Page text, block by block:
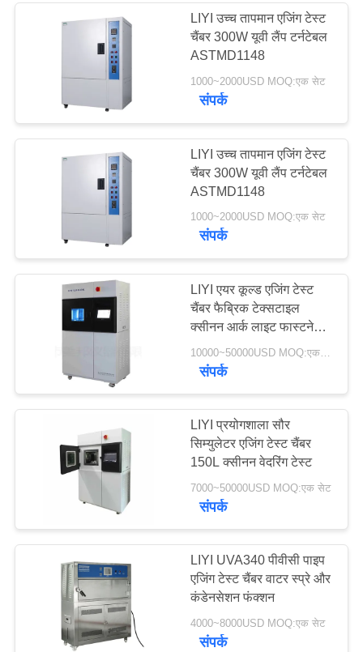
LIYI उच्च तापमान एजिंग टेस्ट
चैंबर 300W यूवी लैंप टर्नटेबल
ASTMD1148
1000~2000USD MOQ:एक सेट
संपर्क
LIYI उच्च तापमान एजिंग टेस्ट
चैंबर 300W यूवी लैंप टर्नटेबल
ASTMD1148
1000~2000USD MOQ:एक सेट
संपर्क
LIYI एयर कूल्ड एजिंग टेस्ट
चैंबर फैब्रिक टेक्सटाइल
क्सीनन आर्क लाइट फास्टनेस
टेस्ट
संपर्क
LIYI प्रयोगशाला सौर
सिम्युलेटर एजिंग टेस्ट चैंबर
150L क्सीनन वेदरिंग टेस्ट
7000~50000USD MOQ:एक सेट
संपर्क
LIYI UVA340 पीवीसी पाइप
एजिंग टेस्ट चैंबर वाटर स्प्रे और
कंडेनसेशन फंक्शन
4000~8000USD MOQ:एक सेट
संपर्क